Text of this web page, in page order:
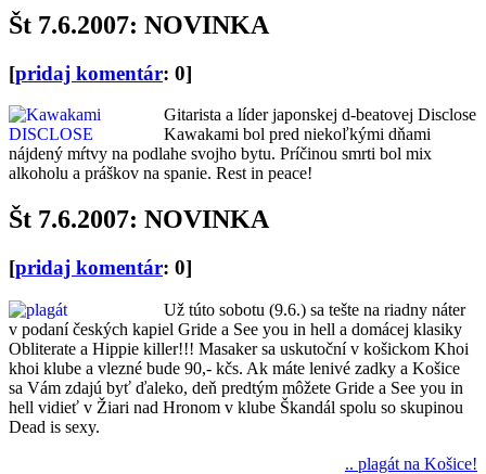
Št 7.6.2007: NOVINKA
[pridaj komentár: 0]
Gitarista a líder japonskej d-beatovej Disclose
Kawakami bol pred niekoľkými dňami
nájdený mŕtvy na podlahe svojho bytu. Príčinou smrti bol mix
alkoholu a práškov na spanie. Rest in peace!
Št 7.6.2007: NOVINKA
[pridaj komentár: 0]
Už túto sobotu (9.6.) sa tešte na riadny náter
v podaní českých kapiel Gride a See you in hell a domácej klasiky
Obliterate a Hippie killer!!! Masaker sa uskutoční v košickom Khoi
khoi klube a vlezné bude 90,- kčs. Ak máte lenivé zadky a Košice
sa Vám zdajú byť ďaleko, deň predtým môžete Gride a See you in
hell vidieť v Žiari nad Hronom v klube Škandál spolu so skupinou
Dead is sexy.
.. plagát na Košice!